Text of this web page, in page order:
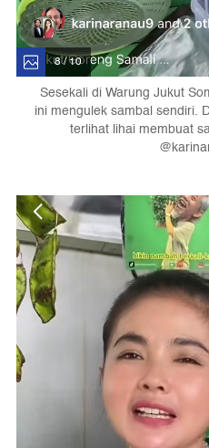
8 / 10
Sesekali di Warung Jukut
ini mengulek sambal sendiri.
terlihat lihai membuat